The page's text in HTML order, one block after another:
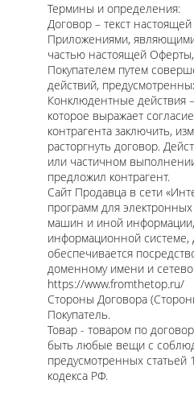
Термины и определения:
Договор – текст
Приложениями,
частью настоящей
Покупателем путем
действий,
Конклюдентные действия
которое выражает
контрагента заключить,
расторгнуть договор.
или частичном
предложил контрагент.
Сайт Продавца в сети
программ для
машин и иной
информационной системе,
обеспечивается
доменному имени и
https://www.fromthetop.ru/
Стороны Договора
Покупатель.
Товар - товаром по
быть любые вещи с
предусмотренных статьей
кодекса РФ.